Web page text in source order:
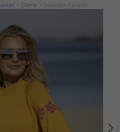
Dame > Sweater Paradis